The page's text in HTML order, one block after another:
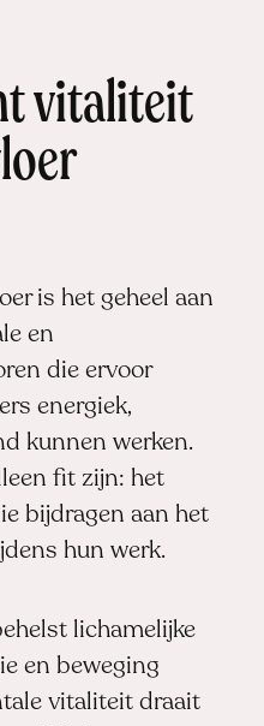
vitaliteit
is het geheel aan
en
die ervoor
energiek,
kunnen werken.
fit zijn: het
bijdragen aan het
hun werk.
lichamelijke
en beweging
vitaliteit draait